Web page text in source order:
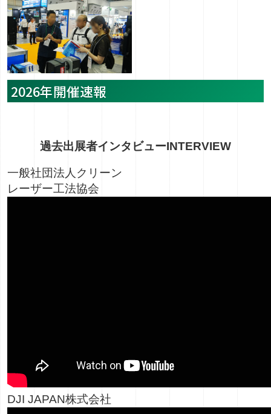
2026年開催速報
過去出展者インタビューINTERVIEW
一般社団法人クリーン
レーザー工法協会
DJI JAPAN株式会社